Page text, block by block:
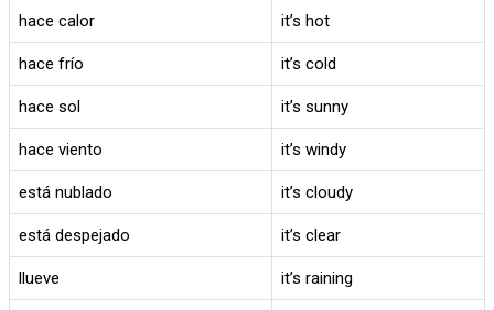
hace calor it’s hot
hace frío it’s cold
hace sol it’s sunny
hace viento it’s windy
está nublado it’s cloudy
está despejado it’s clear
llueve it’s raining